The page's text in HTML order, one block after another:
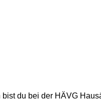
du bei der HÄVG